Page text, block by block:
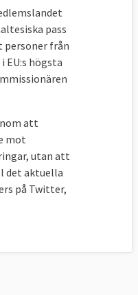
pass
från
EU:s högsta
att
mot
utan att
det aktuella
på Twitter,